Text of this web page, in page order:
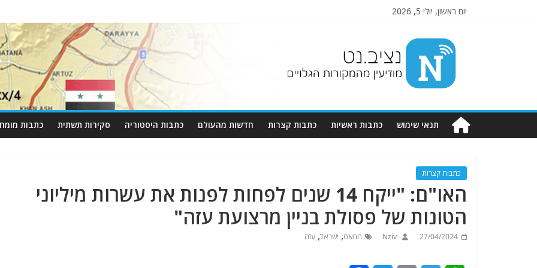
יום ראשון, יולי 5, 2026
Nziv.net
מודיעין
מהמקורות
תנאי שימוש כתבות ראשיות כתבות קצרות חדשות מהעולם כתבות היסטוריה סקירות תשתית כתבות
כתבות קצרות
האו"ם: "ייקח 14 שנים לפחות לפנות את עשרות מיליוני
הטונות של פסולת בניין מרצועת עזה"
27/04/2024
Nziv חמאס, ישראל, עזה